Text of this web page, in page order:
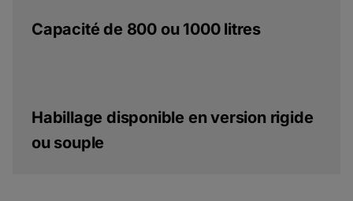
Capacité de 800 ou 1000 litres
Habillage disponible en version rigide
ou souple